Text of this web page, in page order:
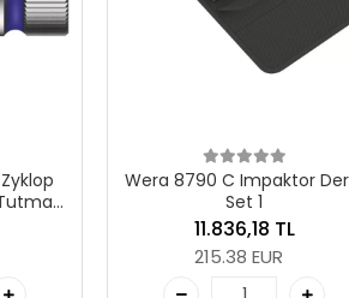
Derin
Wera Lokma Tutucu
Manyetik Şerit C Impaktor 1
Lokma Seti, 1/2" Soketli
6.187,22 TL
112.59 EUR